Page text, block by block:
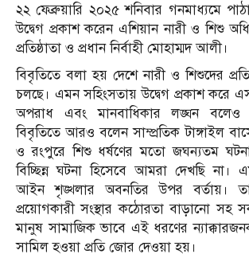
২২ ফেব্রুয়ারি ২০২৫ শনিবার গনমাধ‍্যমে
উদ্বেগ প্রকাশ করেন এশিয়ান নারী ও শিশু
প্রতিষ্ঠাতা ও প্রধান নির্বাহী মোহাম্মদ আলী।
বিবৃতিতে বলা হয় দেশে নারী ও শিশুদের
চলছে। এমন সহিংসতায় উদ্বেগ প্রকাশ করে
অপরাধ এবং মানবাধিকার লঙ্ঘন বলেও
বিবৃতিতে আরও বলেন সাম্প্রতিক টাঙ্গাইল
ও রংপুরে শিশু ধর্ষণের মতো জঘন্যতম
বিচ্ছিন্ন ঘটনা হিসেবে আমরা দেখছি না।
আইন শৃঙ্খলার অবনতির উপর বর্তায়।
প্রয়োগকারী সংস্থার কঠোরতা বাড়ানো সহ
মানুষ সামাজিক ভাবে এই ধরণের
সামিল হওয়া প্রতি জোর দেওয়া হয়।